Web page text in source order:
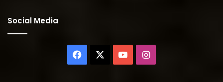
Social Media
Facebook YouTubeInstagram